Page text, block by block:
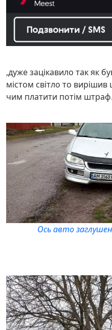
,дуже зацікавило так як
містом світло то
чим платити потім штраф.
Ось авто